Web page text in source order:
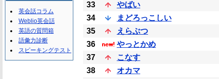
33
やばい
34
まどろっこしい
35
えらぶつ
36
やっとかめ
37
こなす
38
オカマ
英会話コラム
Weblio英会話
英語の質問箱
語彙力診断
スピーキングテスト